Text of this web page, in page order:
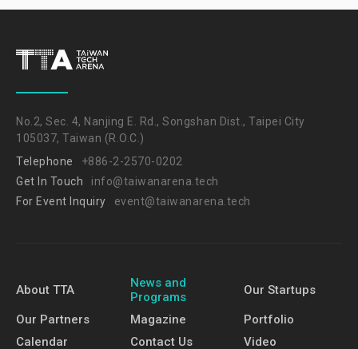
No.2, Sec. 4, Nanjing E. Rd., Songshan Dist., Taipei City
105037, Taiwan (R.O.C.)
Telephone
+886-2-2570-0202
Get In Touch
info@taiwanarena.tech
For Event Inquiry
event@taiwanarena.tech
About TTA
News and
Programs
Our Startups
Our Partners Magazine
Portfolio
Calendar
Contact Us Video